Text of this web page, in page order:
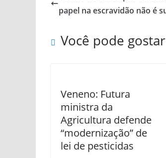
papel na escravidão não é
Você pode
Veneno: Futura
ministra da
Agricultura defende
“modernização” de
lei de pesticidas